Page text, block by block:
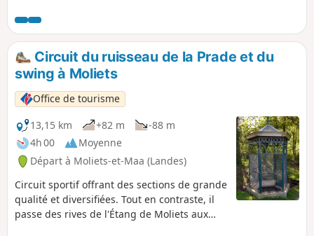
Circuit du ruisseau de la Prade et du
swing à Moliets
Office de tourisme
13,15 km
+82 m
-88 m
4h 00
Moyenne
Départ à Moliets-et-Maa (Landes)
Circuit sportif offrant des sections de grande
qualité et diversifiées. Tout en contraste, il
passe des rives de l'Étang de Moliets aux